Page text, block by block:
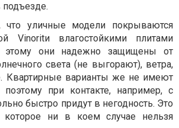
подъезде.
уличные модели покрываются
Vinoritи влагостойкими плитами
этому они надежно защищены от
света (не выгорают), ветра,
Квартирные варианты же не имеют
поэтому при контакте, например, с
быстро придут в негодность. Это
которое ни в коем случае нельзя